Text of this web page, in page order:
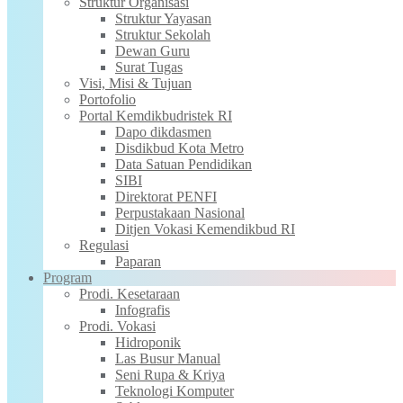
Struktur Yayasan
Struktur Sekolah
Dewan Guru
Surat Tugas
Visi, Misi & Tujuan
Portofolio
Portal Kemdikbudristek RI
Dapo dikdasmen
Disdikbud Kota Metro
Data Satuan Pendidikan
SIBI
Direktorat PENFI
Perpustakaan Nasional
Ditjen Vokasi Kemendikbud RI
Regulasi
Paparan
Program
Prodi. Kesetaraan
Infografis
Prodi. Vokasi
Hidroponik
Las Busur Manual
Seni Rupa & Kriya
Teknologi Komputer